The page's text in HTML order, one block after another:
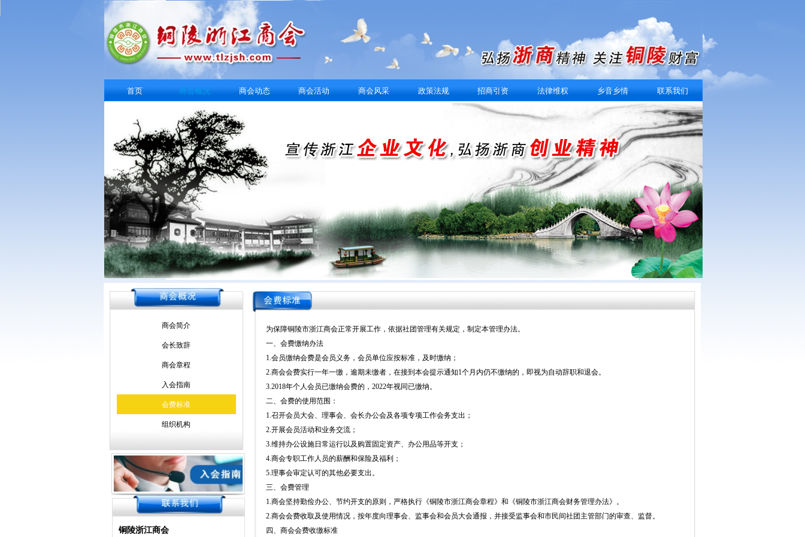
首页 商会概况 商会动态 商会活动 商会风采 政策法规 招商引资 法律维权 乡音乡情 联系我们
商会简介
会长致辞
商会章程
入会指南
会费标准
组织机构
铜陵浙江商会
为保障铜陵市浙江商会正常开展工作，依据社团管理有关规定，制定本管理办法。
一、会费缴纳办法
1.会员缴纳会费是会员义务，会员单位应按标准，及时缴纳；
2.商会会费实行一年一缴，逾期未缴者，在接到本会提示通知1个月内仍不缴纳的，即视为自动辞职和退会。
3.2018年个人会员已缴纳会费的，2022年视同已缴纳。
二、会费的使用范围：
1.召开会员大会、理事会、会长办公会及各项专项工作会务支出；
2.开展会员活动和业务交流；
3.维持办公设施日常运行以及购置固定资产、办公用品等开支；
4.商会专职工作人员的薪酬和保险及福利；
5.理事会审定认可的其他必要支出。
三、会费管理
1.商会坚持勤俭办公、节约开支的原则，严格执行《铜陵市浙江商会章程》和《铜陵市浙江商会财务管理办法》。
2.商会会费收取及使用情况，按年度向理事会、监事会和会员大会通报，并接受监事会和市民间社团主管部门的审查、监督。
四、商会会费收缴标准